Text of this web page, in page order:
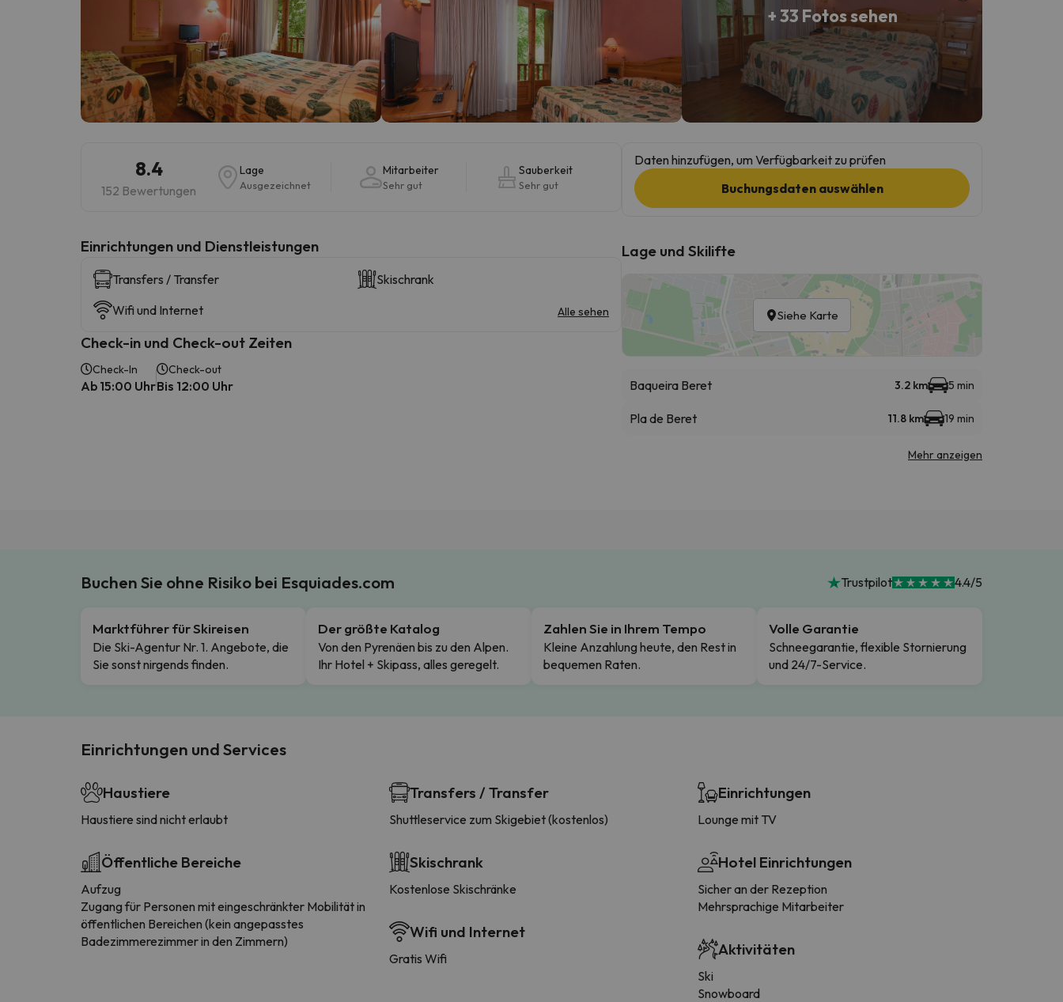
+ 33 Fotos sehen
8.4
152 Bewertungen
Lage
Ausgezeichnet
Mitarbeiter
Sehr gut
Sauberkeit
Sehr gut
​Einrichtungen und Dienstleistungen
Transfers / Transfer
Skischrank
Wifi und Internet
Alle sehen
Check-in und Check-out Zeiten
Check-In
Ab 15:00 Uhr
Check-out
Bis 12:00 Uhr
Daten hinzufügen, um Verfügbarkeit zu prüfen
Buchungsdaten auswählen
Lage und Skilifte
Siehe Karte
Baqueira Beret 3.2 km 5 min
Pla de Beret 11.8 km 19 min
Mehr anzeigen
Buchen Sie ohne Risiko bei Esquiades.com Trustpilot 4.4/5
Marktführer für Skireisen
Die Ski-Agentur Nr. 1. Angebote, die
Sie sonst nirgends finden.
Der größte Katalog
Von den Pyrenäen bis zu den Alpen.
Ihr Hotel + Skipass, alles geregelt.
Zahlen Sie in Ihrem Tempo
Kleine Anzahlung heute, den Rest in
bequemen Raten.
Volle Garantie
Schneegarantie, flexible Stornierung
und 24/7-Service.
Einrichtungen und Services
Haustiere
Haustiere sind nicht erlaubt
Öffentliche Bereiche
Aufzug
Zugang für Personen mit eingeschränkter Mobilität in
öffentlichen Bereichen (kein angepasstes
Badezimmerezimmer in den Zimmern)
Transfers / Transfer
Shuttleservice zum Skigebiet (kostenlos)
Skischrank
Kostenlose Skischränke
Wifi und Internet
Gratis Wifi
Einrichtungen
Lounge mit TV
Hotel Einrichtungen
Sicher an der Rezeption
Mehrsprachige Mitarbeiter
Aktivitäten
Ski
Snowboard